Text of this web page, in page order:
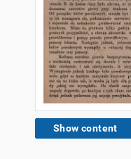
Show content